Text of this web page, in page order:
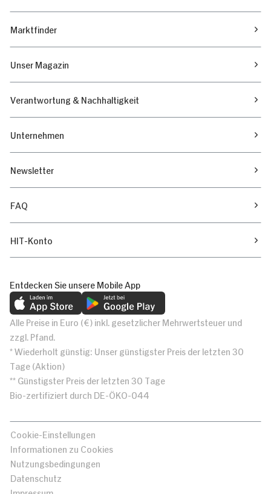
Marktfinder
Unser Magazin
Verantwortung & Nachhaltigkeit
Unternehmen
Newsletter
FAQ
HIT-Konto
Entdecken Sie unsere Mobile App
Alle Preise in Euro (€) inkl. gesetzlicher Mehrwertsteuer und
zzgl. Pfand.
* Wiederholt günstig: Unser günstigster Preis der letzten 30
Tage (Aktion)
** Günstigster Preis der letzten 30 Tage
Bio-zertifiziert durch DE-ÖKO-044
Cookie-Einstellungen
Informationen zu Cookies
Nutzungsbedingungen
Datenschutz